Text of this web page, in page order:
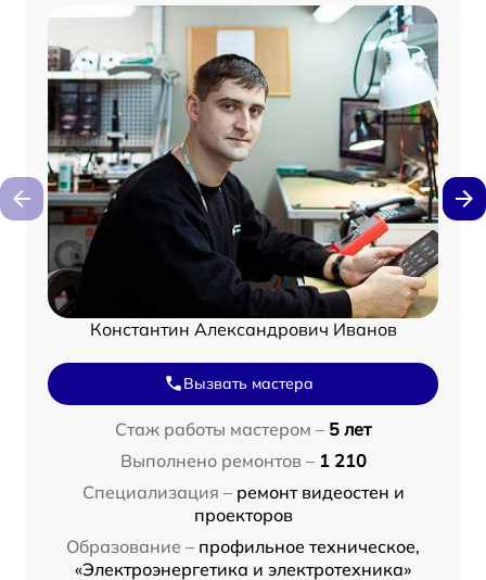
Константин Александрович Иванов
Вызвать мастера
Стаж работы мастером – 5 лет
Выполнено ремонтов – 1 210
Специализация – ремонт видеостен и
проекторов
Образование – профильное техническое,
«Электроэнергетика и электротехника»